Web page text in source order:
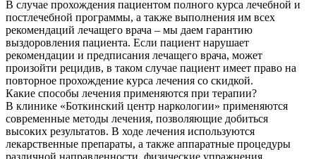
В случае прохождения пациентом полного курса лечебной и
постлечебной программы, а также выполнения им всех
рекомендаций лечащего врача – мы даем гарантию
выздоровления пациента. Если пациент нарушает
рекомендации и предписания лечащего врача, может
произойти рецидив, в таком случае пациент имеет право на
повторное прохождение курса лечения со скидкой.
Какие способы лечения применяются при терапии?
В клинике «Боткинский центр наркологии» применяются
современные методы лечения, позволяющие добиться
высоких результатов. В ходе лечения используются
лекарственные препараты, а также аппаратные процедуры
различной направленности, физические упражнения,